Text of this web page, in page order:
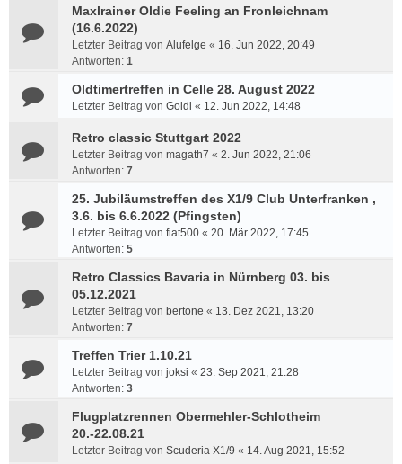
Maxlrainer Oldie Feeling an Fronleichnam
(16.6.2022)
Letzter Beitrag von Alufelge « 16. Jun 2022, 20:49
Antworten: 1
Oldtimertreffen in Celle 28. August 2022
Letzter Beitrag von Goldi « 12. Jun 2022, 14:48
Retro classic Stuttgart 2022
Letzter Beitrag von magath7 « 2. Jun 2022, 21:06
Antworten: 7
25. Jubiläumstreffen des X1/9 Club Unterfranken ,
3.6. bis 6.6.2022 (Pfingsten)
Letzter Beitrag von fiat500 « 20. Mär 2022, 17:45
Antworten: 5
Retro Classics Bavaria in Nürnberg 03. bis
05.12.2021
Letzter Beitrag von bertone « 13. Dez 2021, 13:20
Antworten: 7
Treffen Trier 1.10.21
Letzter Beitrag von joksi « 23. Sep 2021, 21:28
Antworten: 3
Flugplatzrennen Obermehler-Schlotheim
20.-22.08.21
Letzter Beitrag von Scuderia X1/9 « 14. Aug 2021, 15:52